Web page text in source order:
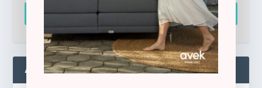
Inschrijven
ADMIN